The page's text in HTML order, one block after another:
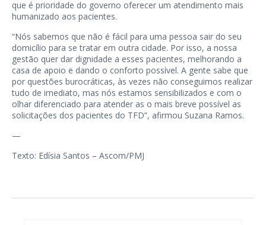
que é prioridade do governo oferecer um atendimento mais
humanizado aos pacientes.
“Nós sabemos que não é fácil para uma pessoa sair do seu
domicílio para se tratar em outra cidade. Por isso, a nossa
gestão quer dar dignidade a esses pacientes, melhorando a
casa de apoio e dando o conforto possível. A gente sabe que
por questões burocráticas, às vezes não conseguimos realizar
tudo de imediato, mas nós estamos sensibilizados e com o
olhar diferenciado para atender as o mais breve possível as
solicitações dos pacientes do TFD”, afirmou Suzana Ramos.
—
Texto: Edísia Santos – Ascom/PMJ